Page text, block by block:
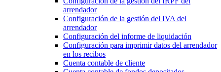
arrendador
Configuración de la gestión del IVA del
arrendador
Configuración del informe de liquidación
Configuración para imprimir datos del arrendador
en los recibos
Cuenta contable de cliente